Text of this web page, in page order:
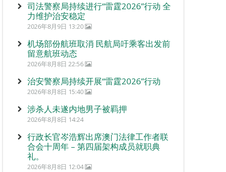
司法警察局持续进行“雷霆2026”行动 全
力维护治安稳定
2026年8月9日 13:20
机场部份航班取消 民航局吁乘客出发前
留意航班动态
2026年8月8日 22:56
治安警察局持续开展“雷霆2026”行动
2026年8月8日 15:40
涉杀人未遂内地男子被羁押
2026年8月8日 14:24
行政长官岑浩辉出席澳门法律工作者联
合会十周年 – 第四届架构成员就职典
礼。
2026年8月8日 12:04